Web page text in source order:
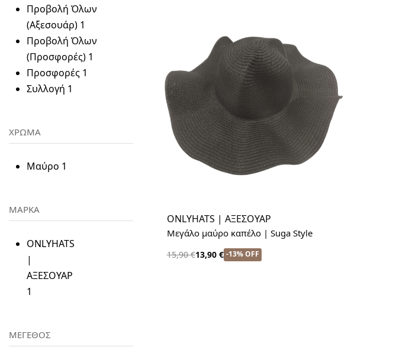
Προβολή Όλων
(Αξεσουάρ) 1
Προβολή Όλων
(Προσφορές) 1
Προσφορές 1
Συλλογή 1
ΧΡΩΜΑ
Μαύρο 1
ΜΑΡΚΑ
ONLYHATS
|
ΑΞΕΣΟΥΑΡ
1
ΜΕΓΕΘΟΣ
ONLYHATS | ΑΞΕΣΟΥΑΡ
Μεγάλο μαύρο καπέλο | Suga Style
15,90€13,90 € -13% OFF